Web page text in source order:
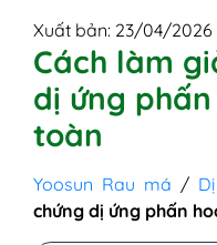
Xuất bản: 23/04/2026
Cách làm
dị ứng
toàn
Yoosun Rau má /
chứng dị ứng phấn